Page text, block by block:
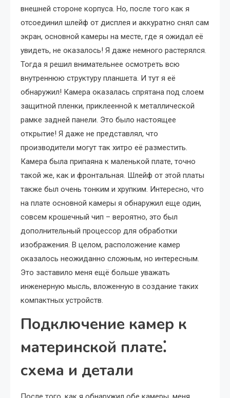
внешней стороне корпуса. Но, после того как я
отсоединил шлейф от дисплея и аккуратно снял сам
экран, основной камеры на месте, где я ожидал её
увидеть, не оказалось! Я даже немного растерялся.
Тогда я решил внимательнее осмотреть всю
внутреннюю структуру планшета. И тут я её
обнаружил! Камера оказалась спрятана под слоем
защитной пленки, приклеенной к металлической
рамке задней панели. Это было настоящее
открытие! Я даже не представлял, что
производители могут так хитро её разместить.
Камера была припаяна к маленькой плате, точно
такой же, как и фронтальная. Шлейф от этой платы
также был очень тонким и хрупким. Интересно, что
на плате основной камеры я обнаружил еще один,
совсем крошечный чип – вероятно, это был
дополнительный процессор для обработки
изображения. В целом, расположение камер
оказалось неожиданно сложным, но интересным.
Это заставило меня ещё больше уважать
инженерную мысль, вложенную в создание таких
компактных устройств.
Подключение камер к
материнской плате⁚
схема и детали